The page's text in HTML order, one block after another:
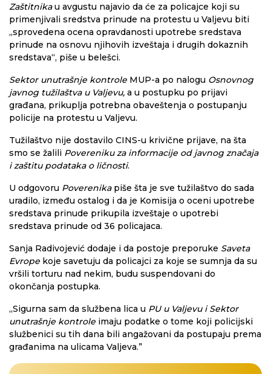
Zaštitnikau avgustu najavio da će za policajce koji su
primenjivali sredstva prinude na protestu u Valjevu biti
„sprovedena ocena opravdanosti upotrebe sredstava
prinude na osnovu njihovih izveštaja i drugih dokaznih
sredstava“, piše u belešci.
Sektor unutrašnje kontrole MUP-a po nalogu Osnovnog
javnog tužilaštva u Valjevu, a u postupku po prijavi
građana, prikuplja potrebna obaveštenja o postupanju
policije na protestu u Valjevu.
Tužilaštvo nije dostavilo CINS-u krivične prijave, na šta
smo se žalili Povereniku za informacije od javnog značaja
i zaštitu podataka o ličnosti.
U odgovoru Poverenikapiše šta je sve tužilaštvo do sada
uradilo, između ostalog i da je Komisija o oceni upotrebe
sredstava prinude prikupila izveštaje o upotrebi
sredstava prinude od 36 policajaca.
Sanja Radivojević dodaje i da postoje preporuke Saveta
Evrope koje savetuju da policajci za koje se sumnja da su
vršili torturu nad nekim, budu suspendovani do
okončanja postupka.
„Sigurna sam da službena lica u PU u Valjevu i Sektor
unutrašnje kontrole imaju podatke o tome koji policijski
službenici su tih dana bili angažovani da postupaju prema
građanima na ulicama Valjeva.”